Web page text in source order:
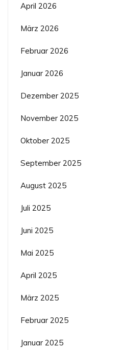
April 2026
März 2026
Februar 2026
Januar 2026
Dezember 2025
November 2025
Oktober 2025
September 2025
August 2025
Juli 2025
Juni 2025
Mai 2025
April 2025
März 2025
Februar 2025
Januar 2025